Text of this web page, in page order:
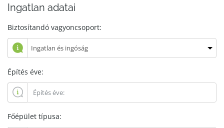
Ingatlan adatai
Biztosítandó vagyoncsoport:
Építés éve:
Főépület típusa: